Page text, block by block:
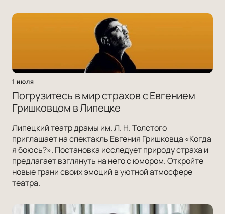
1 июля
Погрузитесь в мир страхов с Евгением
Гришковцом в Липецке
Липецкий театр драмы им. Л. Н. Толстого
приглашает на спектакль Евгения Гришковца «Когда
я боюсь?». Постановка исследует природу страха и
предлагает взглянуть на него с юмором. Откройте
новые грани своих эмоций в уютной атмосфере
театра.